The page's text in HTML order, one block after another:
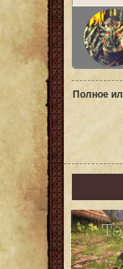
Полное